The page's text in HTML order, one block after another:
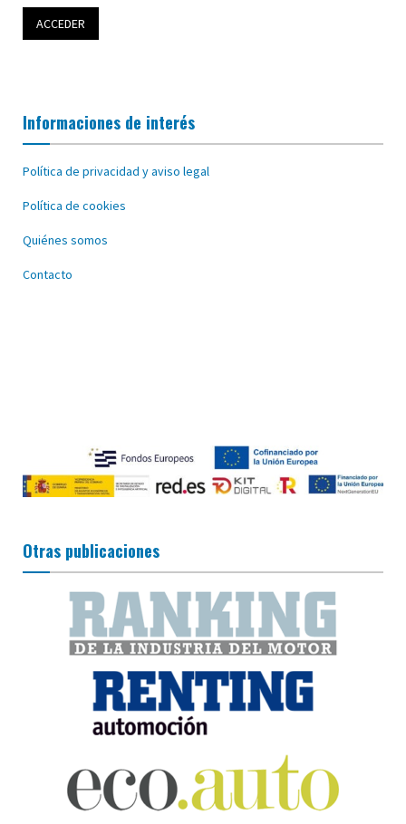
Informaciones de interés
Política de privacidad y aviso legal
Política de cookies
Quiénes somos
Contacto
Otras publicaciones